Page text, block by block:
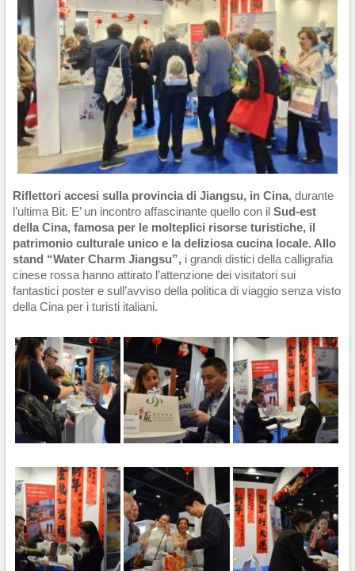
Riflettori accesi sulla provincia di Jiangsu, in Cina, durante
l’ultima Bit. E’ un incontro affascinante quello con il Sud-est
della Cina, famosa per le molteplici risorse turistiche, il
patrimonio culturale unico e la deliziosa cucina locale. Allo
stand “Water Charm Jiangsu”, i grandi distici della calligrafia
cinese rossa hanno attirato l’attenzione dei visitatori sui
fantastici poster e sull’avviso della politica di viaggio senza visto
della Cina per i turisti italiani.